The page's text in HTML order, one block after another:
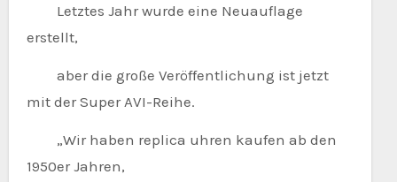
Letztes Jahr wurde eine Neuauflage
erstellt,
aber die große Veröffentlichung ist jetzt
mit der Super AVI-Reihe.
„Wir haben replica uhren kaufen ab den
1950er Jahren,